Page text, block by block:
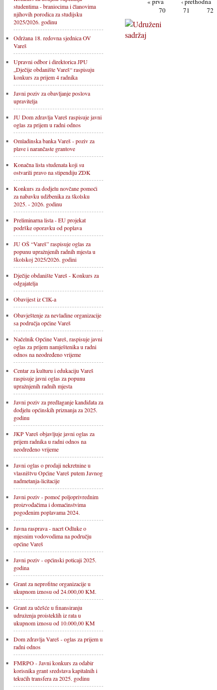
studentima - braniocima i članovima
njihovih porodica za studijsku
2025/2026. godinu
Održana 18. redovna sjednica OV
Vareš
Upravni odbor i direktorica JPU
„Dječije obdanište Vareš“ raspisuju
konkurs za prijem 4 radnika
Javni poziv za obavljanje poslova
upravitelja
JU Dom zdravlja Vareš raspisuje javni
oglas za prijem u radni odnos
Omladinska banka Vareš - poziv za
plave i narančaste grantove
Konačna lista studenata koji su
ostvarili pravo na stipendiju ZDK
Konkurs za dodjelu novčane pomoći
za nabavku udžbenika za školsku
2025. - 2026. godinu
Preliminarna lista - EU projekat
podrške oporavku od poplava
JU OŠ “Vareš” raspisuje oglas za
popunu upražnjenih radnih mjesta u
školskoj 2025/2026. godini
Dječije obdanište Vareš - Konkurs za
odgajatelja
Obavijest iz CIK-a
Obavještenje za nevladine organizacije
sa područja općine Vareš
Načelnik Općine Vareš, raspisuje javni
oglas za prijem namještenika u radni
odnos na neodređeno vrijeme
Centar za kulturu i edukaciju Vareš
raspisuje javni oglas za popunu
upražnjenih radnih mjesta
Javni poziv za predlaganje kandidata za
dodjelu općinskih priznanja za 2025.
godinu
JKP Vareš objavljuje javni oglas za
prijem radnika u radni odnos na
neodređeno vrijeme
Javni oglas o prodaji nekretnine u
vlasništvu Općine Vareš putem Javnog
nadmetanja-licitacije
Javni poziv - pomoć poljoprivrednim
proizvođačima i domaćinstvima
pogođenim poplavama 2024.
Javna rasprava - nacrt Odluke o
mjesnim vodovodima na području
općine Vareš
Javni poziv - općinski poticaji 2025.
godina
Grant za neprofitne organizacije u
ukupnom iznosu od 24.000,00 KM.
Grant za učešće u finansiranju
udruženja proisteklih iz rata u
ukupnom iznosu od 10.000,00 KM
Dom zdravlja Vareš - oglas za prijem u
radni odnos
FMRPO - Javni konkurs za odabir
korisnika grant sredstava kapitalnih i
tekućih transfera za 2025. godinu
70
71 72